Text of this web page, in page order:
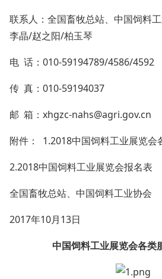
联系人：全国畜牧总站、中国饲料
李晶/赵之阳/柏玉琴
电 话：010-59194789/4586/4592
传 真：010-59194037
邮 箱：xhgzc-nahs@agri.gov.cn
附件： 1.2018中国饲料工业展览会
2.2018中国饲料工业展览会报名表
全国畜牧总站、中国饲料工业协会
2017年10月13日
中国饲料工业展览会各类